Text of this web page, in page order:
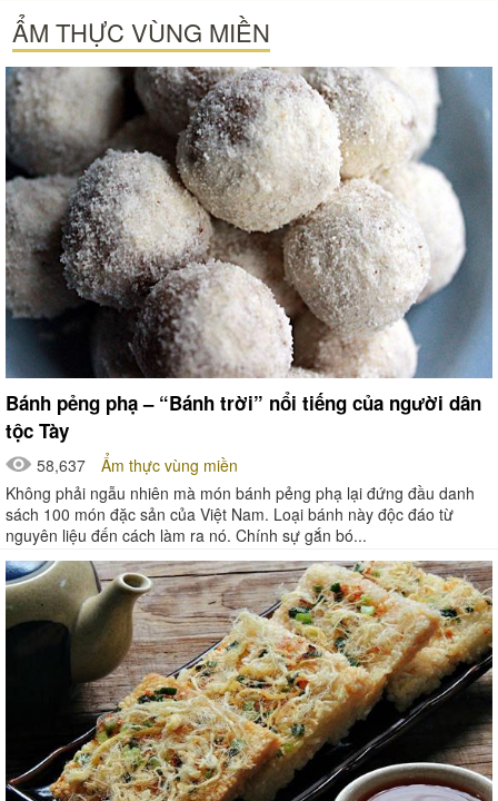
ẨM THỰC VÙNG MIỀN
Bánh pẻng phạ – “Bánh trời” nổi tiếng của người dân
tộc Tày
58,637
Ẩm thực vùng miền
Không phải ngẫu nhiên mà món bánh pẻng phạ lại đứng đầu danh
sách 100 món đặc sản của Việt Nam. Loại bánh này độc đáo từ
nguyên liệu đến cách làm ra nó. Chính sự gắn bó...